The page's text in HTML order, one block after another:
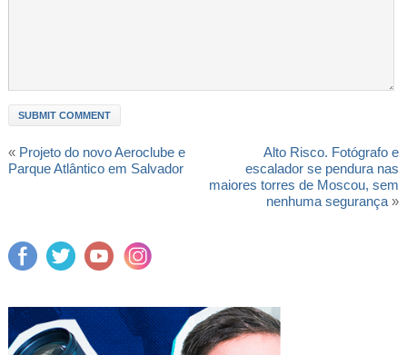
« Projeto do novo Aeroclube e
Parque Atlântico em Salvador
Alto Risco. Fotógrafo e
escalador se pendura nas
maiores torres de Moscou, sem
nenhuma segurança»